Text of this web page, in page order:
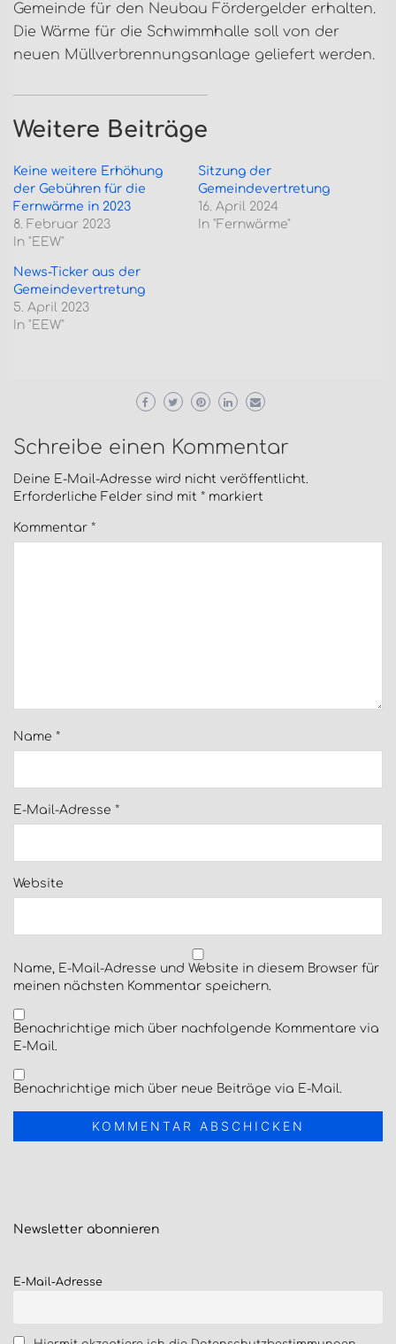
Gemeinde für den Neubau Fördergelder erhalten.
Die Wärme für die Schwimmhalle soll von der
neuen Müllverbrennungsanlage geliefert werden.
Weitere Beiträge
Keine weitere Erhöhung
der Gebühren für die
Fernwärme in 2023
8. Februar 2023
In "EEW"
Sitzung der
Gemeindevertretung
16. April 2024
In "Fernwärme"
News-Ticker aus der
Gemeindevertretung
5. April 2023
In "EEW"
Schreibe einen Kommentar
Deine E-Mail-Adresse wird nicht veröffentlicht.
Erforderliche Felder sind mit * markiert
Kommentar *
Name *
E-Mail-Adresse *
Website
Name, E-Mail-Adresse und Website in diesem Browser für
meinen nächsten Kommentar speichern.
Benachrichtige mich über nachfolgende Kommentare via
E-Mail.
Benachrichtige mich über neue Beiträge via E-Mail.
Newsletter abonnieren
E-Mail-Adresse